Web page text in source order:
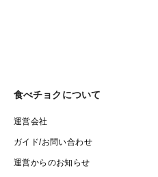
食べチョクについて
運営会社
ガイド/お問い合わせ
運営からのお知らせ